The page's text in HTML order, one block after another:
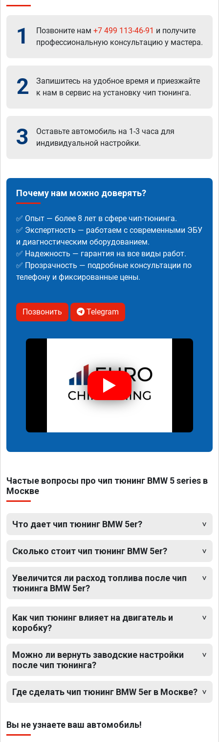
1 Позвоните нам +7 499 113-46-91 и получите
профессиональную консультацию у мастера.
2
Запишитесь на удобное время и приезжайте
к нам в сервис на установку чип тюнинга.
3
Оставьте автомобиль на 1-3 часа для
индивидуальной настройки.
Почему нам можно доверять?
✅ Опыт — более 8 лет в сфере чип-тюнинга.
✅ Экспертность — работаем с современными ЭБУ
и диагностическим оборудованием.
✅ Надежность — гарантия на все виды работ.
✅ Прозрачность — подробные консультации по
телефону и фиксированные цены.
Позвонить Telegram
Частые вопросы про чип тюнинг BMW 5 series в
Москве
Что дает чип тюнинг BMW 5er?
Сколько стоит чип тюнинг BMW 5er?
Увеличится ли расход топлива после чип
тюнинга BMW 5er?
Как чип тюнинг влияет на двигатель и
коробку?
Можно ли вернуть заводские настройки
после чип тюнинга?
Где сделать чип тюнинг BMW 5er в Москве?
Вы не узнаете ваш автомобиль!